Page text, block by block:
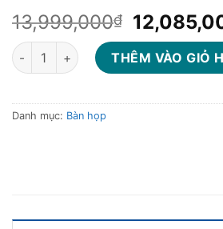
13,999,000₫
Giá
gốc
là:
Bàn họp Hòa Phát CT4016H2 số lượng
THÊM VÀO GIỎ
Danh mục: Bàn họp